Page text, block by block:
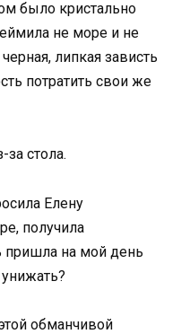
было кристально
не море и не
липкая зависть
потратить свои же
стола.
Елену
получила
пришла на мой день
обманчивой